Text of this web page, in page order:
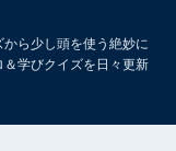
ら少し頭を使う絶妙に
学びクイズを日々更新